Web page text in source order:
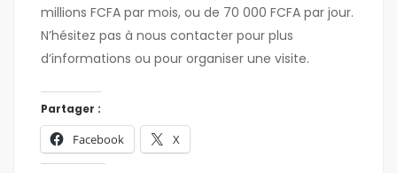
millions FCFA par mois, ou de 70 000 FCFA par jour.
N’hésitez pas à nous contacter pour plus
d’informations ou pour organiser une visite.
Partager :
Facebook X